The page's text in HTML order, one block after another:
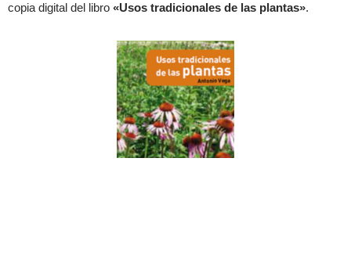
copia digital del libro «Usos tradicionales de las plantas».